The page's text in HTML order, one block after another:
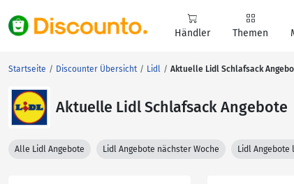
Händler Themen
Startseite Discounter Übersicht Lidl Aktuelle Lidl Schlafsack
Aktuelle Lidl Schlafsack Angebote
Alle Lidl Angebote Lidl Angebote nächster Woche Lidl Angebote